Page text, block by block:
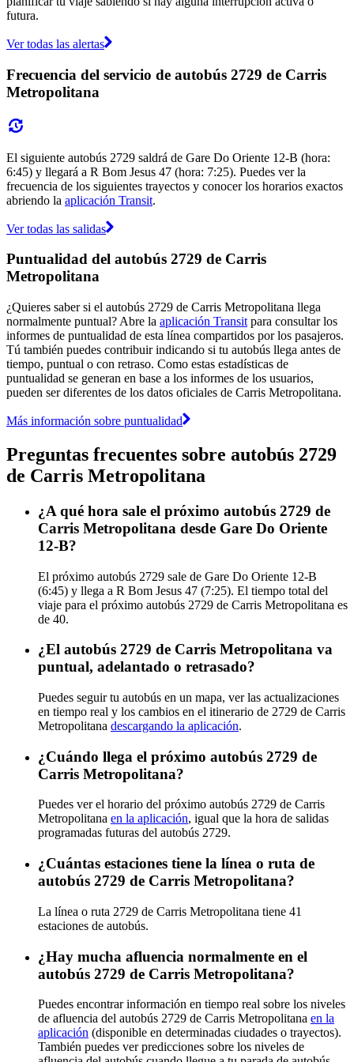
futura.
Ver todas las alertas
Frecuencia del servicio de autobús 2729 de Carris
Metropolitana
El siguiente autobús 2729 saldrá de Gare Do Oriente 12-B (hora:
6:45) y llegará a R Bom Jesus 47 (hora: 7:25). Puedes ver la
frecuencia de los siguientes trayectos y conocer los horarios exactos
abriendo la aplicación Transit.
Ver todas las salidas
Puntualidad del autobús 2729 de Carris
Metropolitana
¿Quieres saber si el autobús 2729 de Carris Metropolitana llega
normalmente puntual? Abre la aplicación Transit para consultar los
informes de puntualidad de esta línea compartidos por los pasajeros.
Tú también puedes contribuir indicando si tu autobús llega antes de
tiempo, puntual o con retraso. Como estas estadísticas de
puntualidad se generan en base a los informes de los usuarios,
pueden ser diferentes de los datos oficiales de Carris Metropolitana.
Más información sobre puntualidad
Preguntas frecuentes sobre autobús 2729
de Carris Metropolitana
¿A qué hora sale el próximo autobús 2729 de
Carris Metropolitana desde Gare Do Oriente
12-B?
El próximo autobús 2729 sale de Gare Do Oriente 12-B
(6:45) y llega a R Bom Jesus 47 (7:25). El tiempo total del
viaje para el próximo autobús 2729 de Carris Metropolitana es
de 40.
¿El autobús 2729 de Carris Metropolitana va
puntual, adelantado o retrasado?
Puedes seguir tu autobús en un mapa, ver las actualizaciones
en tiempo real y los cambios en el itinerario de 2729 de Carris
Metropolitana descargando la aplicación.
¿Cuándo llega el próximo autobús 2729 de
Carris Metropolitana?
Puedes ver el horario del próximo autobús 2729 de Carris
Metropolitana en la aplicación, igual que la hora de salidas
programadas futuras del autobús 2729.
¿Cuántas estaciones tiene la línea o ruta de
autobús 2729 de Carris Metropolitana?
La línea o ruta 2729 de Carris Metropolitana tiene 41
estaciones de autobús.
¿Hay mucha afluencia normalmente en el
autobús 2729 de Carris Metropolitana?
Puedes encontrar información en tiempo real sobre los niveles
de afluencia del autobús 2729 de Carris Metropolitana en la
aplicación (disponible en determinadas ciudades o trayectos).
También puedes ver predicciones sobre los niveles de